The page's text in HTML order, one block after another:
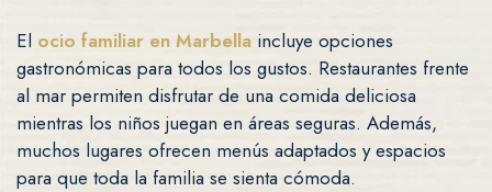
El ocio familiar en Marbella incluye opciones
gastronómicas para todos los gustos. Restaurantes frente
al mar permiten disfrutar de una comida deliciosa
mientras los niños juegan en áreas seguras. Además,
muchos lugares ofrecen menús adaptados y espacios
para que toda la familia se sienta cómoda.